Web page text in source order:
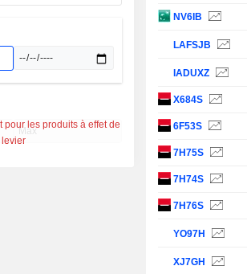
pour les produits à effet de
levier
NV6IB
LAFSJB
IADUXZ
X684S
6F53S
7H75S
7H74S
7H76S
YO97H
XJ7GH